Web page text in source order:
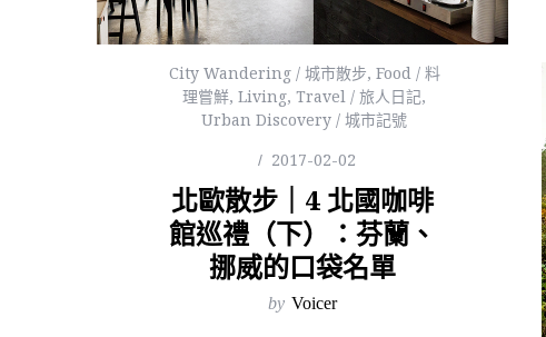
City Wandering / 城市散步, Food / 料
理嘗鮮, Living, Travel / 旅人日記,
Urban Discovery / 城市記號
2017-02-02
北歐散步｜4 北國咖啡
館巡禮（下）：芬蘭、
挪威的口袋名單
by Voicer